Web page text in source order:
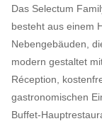
Das Selectum
besteht aus einem
Nebengebäuden,
modern gestaltet
Réception,
gastronomischen
Buffet-